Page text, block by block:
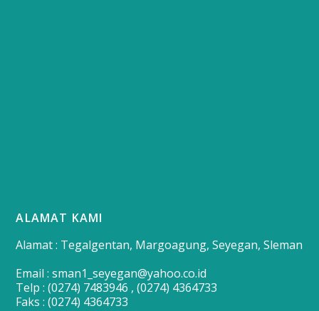
ALAMAT KAMI
Alamat : Tegalgentan, Margoagung, Seyegan, Sleman
Email : sman1_seyegan@yahoo.co.id
Telp : (0274) 7483946 , (0274) 4364733
Faks : (0274) 4364733